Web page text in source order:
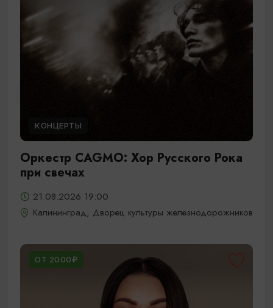
КОНЦЕРТЫ
Оркестр CAGMO: Хор Русского Рока
при свечах
21.08.2026 19:00
Калининград, Дворец культуры железнодорожников
ОТ 2000₽